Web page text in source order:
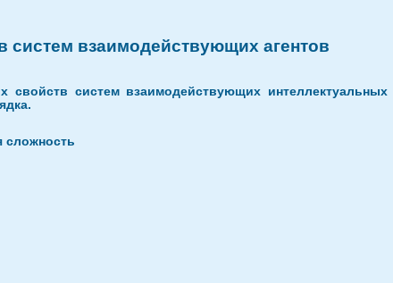
взаимодействующих агентов
систем взаимодействующих интеллектуальных
сложность